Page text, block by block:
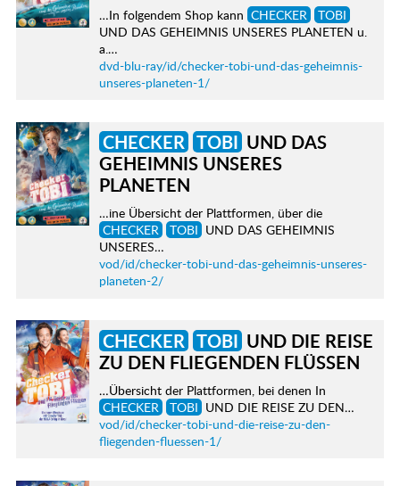
…In folgendem Shop kann CHECKER
TOBI
UND DAS GEHEIMNIS UNSERES PLANETEN u.
a.…
dvd-blu-ray/id/checker-tobi-und-das-geheimnis-
unseres-planeten-1/
CHECKER TOBIUND DAS
GEHEIMNIS UNSERES
PLANETEN
…ine Übersicht der Plattformen, über die
CHECKER
TOBI UND DAS GEHEIMNIS
UNSERES…
vod/id/checker-tobi-und-das-geheimnis-unseres-
planeten-2/
CHECKER TOBIUND DIE REISE
ZU DEN FLIEGENDEN FLÜSSEN
…Übersicht der Plattformen, bei denen In
CHECKER
TOBI UND DIE REISE ZU DEN…
vod/id/checker-tobi-und-die-reise-zu-den-
fliegenden-fluessen-1/